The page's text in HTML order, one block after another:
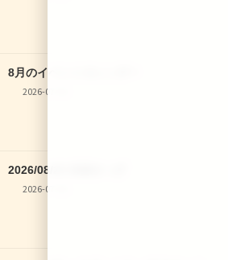
8月のイベントカレンダー
2026-07-30
2026/08/28 体操きっず
2026-07-30